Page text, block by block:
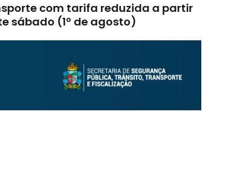
com tarifa reduzida a partir
sábado (1º de agosto)